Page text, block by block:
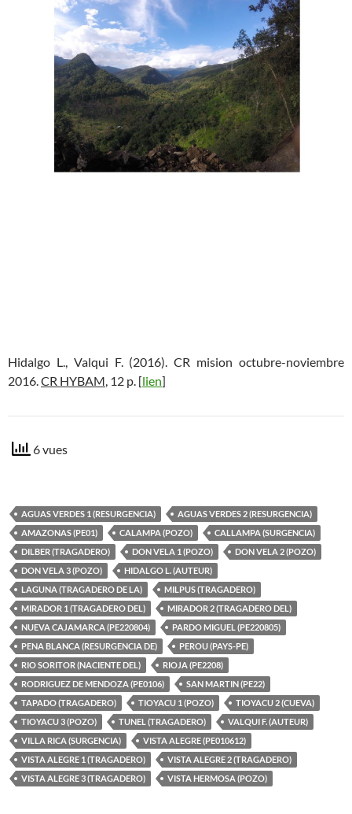
Hidalgo L., Valqui F. (2016). CR mision octubre-noviembre
2016.CR HYBAM, 12 p. [lien]
6 vues
AGUAS VERDES 1 (RESURGENCIA)
AGUAS VERDES 2 (RESURGENCIA)
AMAZONAS (PE01)
CALAMPA (POZO)
CALLAMPA (SURGENCIA)
DILBER (TRAGADERO)
DON VELA 1 (POZO)
DON VELA 2 (POZO)
DON VELA 3 (POZO)
HIDALGO L. (AUTEUR)
LAGUNA (TRAGADERO DE LA)
MILPUS (TRAGADERO)
MIRADOR 1 (TRAGADERO DEL)
MIRADOR 2 (TRAGADERO DEL)
NUEVA CAJAMARCA (PE220804)
PARDO MIGUEL (PE220805)
PENA BLANCA (RESURGENCIA DE)
PEROU (PAYS-PE)
RIO SORITOR (NACIENTE DEL)
RIOJA (PE2208)
RODRIGUEZ DE MENDOZA (PE0106)
SAN MARTIN (PE22)
TAPADO (TRAGADERO)
TIOYACU 1 (POZO)
TIOYACU 2 (CUEVA)
TIOYACU 3 (POZO)
TUNEL (TRAGADERO)
VALQUI F. (AUTEUR)
VILLA RICA (SURGENCIA)
VISTA ALEGRE (PE010612)
VISTA ALEGRE 1 (TRAGADERO)
VISTA ALEGRE 2 (TRAGADERO)
VISTA ALEGRE 3 (TRAGADERO)
VISTA HERMOSA (POZO)